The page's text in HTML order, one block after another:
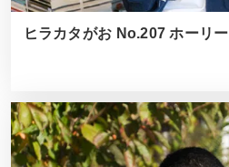
ヒラカタがお No.207 ホーリー